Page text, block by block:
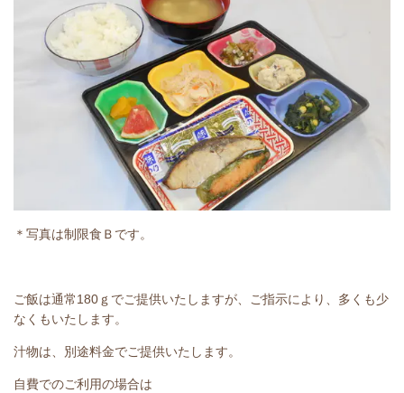
＊写真は制限食Ｂです。
ご飯は通常180ｇでご提供いたしますが、ご指示により、多くも少
なくもいたします。
汁物は、別途料金でご提供いたします。
自費でのご利用の場合は